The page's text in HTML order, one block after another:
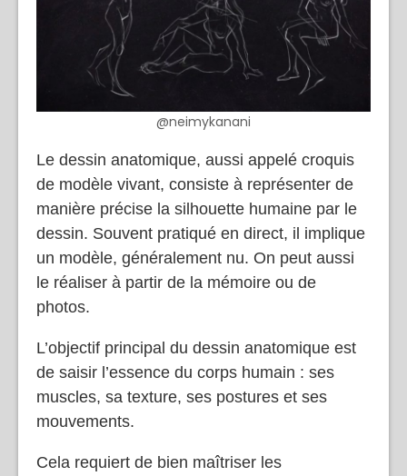
@neimykanani
Le dessin anatomique, aussi appelé croquis
de modèle vivant, consiste à représenter de
manière précise la silhouette humaine par le
dessin. Souvent pratiqué en direct, il implique
un modèle, généralement nu. On peut aussi
le réaliser à partir de la mémoire ou de
photos.
L’objectif principal du dessin anatomique est
de saisir l’essence du corps humain : ses
muscles, sa texture, ses postures et ses
mouvements.
Cela requiert de bien maîtriser les